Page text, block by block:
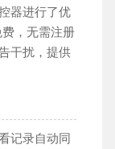
器进行了优
，无需注册
干扰，提供
记录自动同